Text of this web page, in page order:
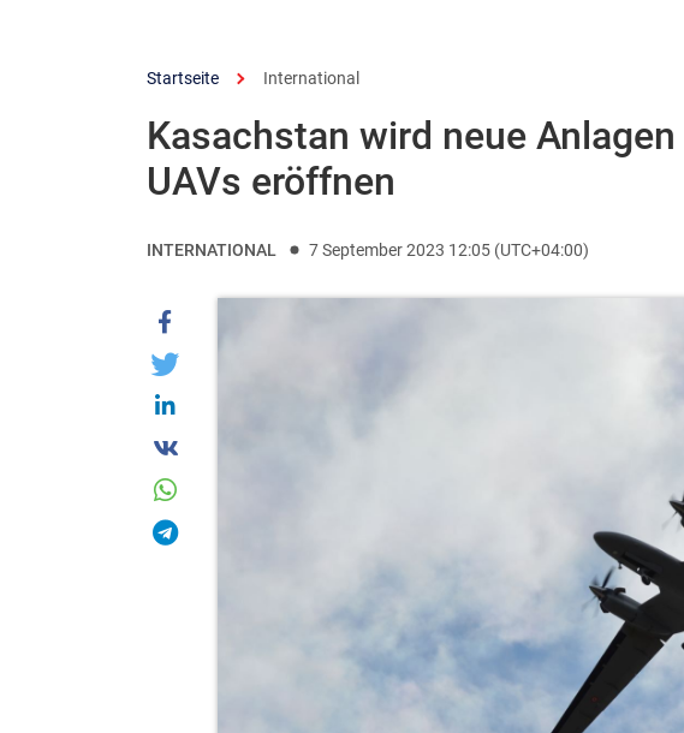
Startseite International
Kasachstan wird neue
UAVs eröffnen
INTERNATIONAL 7 September 2023 12:05 (UTC+04:00)